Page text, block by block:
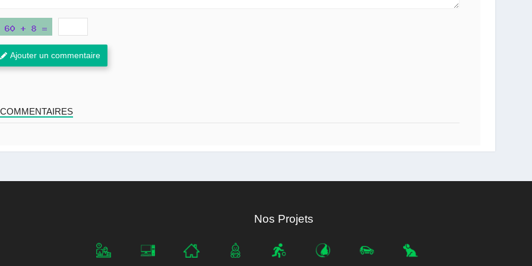
Ajouter un commentaire
Nos Projets